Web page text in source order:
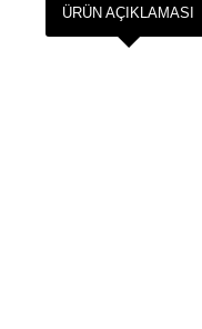
ÜRÜN AÇIKLAMASI